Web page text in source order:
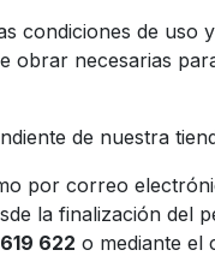
de uso
obrar necesarias
de nuestra
por correo
la finalización del
622 o mediante el